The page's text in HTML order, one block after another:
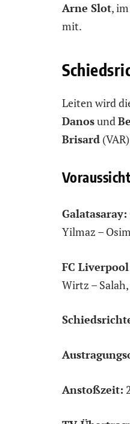
Arne Slot,
mit.
Leiten wird
Danosund
Brisard
Galatasaray:
Yilmaz –
FC
Wirtz –
Anstoßzeit: